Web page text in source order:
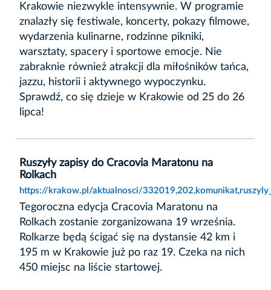
Krakowie niezwykle intensywnie. W programie
znalazły się festiwale, koncerty, pokazy filmowe,
wydarzenia kulinarne, rodzinne pikniki,
warsztaty, spacery i sportowe emocje. Nie
zabraknie również atrakcji dla miłośników tańca,
jazzu, historii i aktywnego wypoczynku.
Sprawdź, co się dzieje w Krakowie od 25 do 26
lipca!
Ruszyły zapisy do Cracovia Maratonu na
Rolkach
https://krakow.pl/aktualnosci/
Tegoroczna edycja Cracovia Maratonu na
Rolkach zostanie zorganizowana 19 września.
Rolkarze będą ścigać się na dystansie 42 km i
195 m w Krakowie już po raz 19. Czeka na nich
450 miejsc na liście startowej.